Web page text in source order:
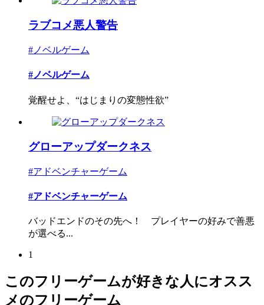
ラブコメ悪人警告
#ノベルゲーム
#ノベルゲーム
覚醒せよ、“はじまりの変態性欲”
グローアップダークネス
#アドベンチャーゲーム
#アドベンチャーゲーム
バッドエンドのその先へ！ プレイヤーの好みで善悪
が選べる...
1
このフリーゲームが好きな人にオスス
メのフリーゲーム